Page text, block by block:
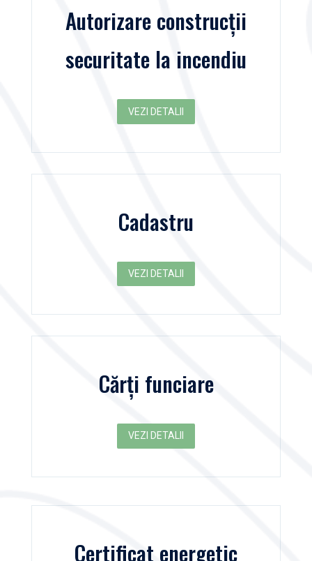
Autorizare construcții
securitate la incendiu
VEZI DETALII
Cadastru
VEZI DETALII
Cărți funciare
VEZI DETALII
Certificat energetic